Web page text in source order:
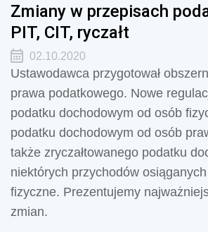
Zmiany w przepisach
PIT, CIT, ryczałt
02.10.2020
Ustawodawca przygotował
prawa podatkowego. Nowe
podatku dochodowym od osób
podatku dochodowym od osób
także zryczałtowanego podatku
niektórych przychodów
fizyczne. Prezentujemy
zmian.